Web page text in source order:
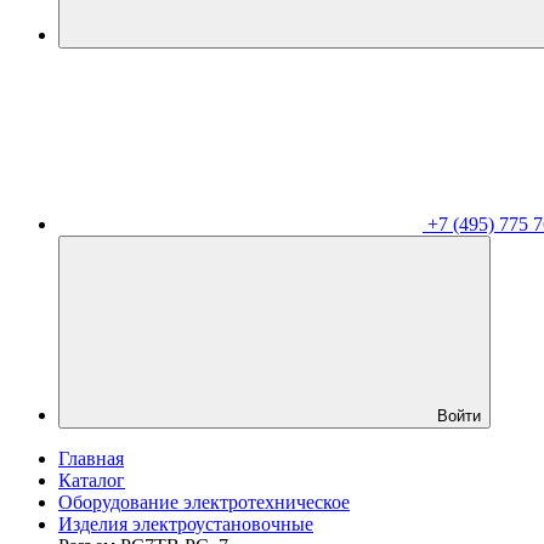
+7 (495) 775
Войти
Главная
Каталог
Оборудование электротехническое
Изделия электроустановочные